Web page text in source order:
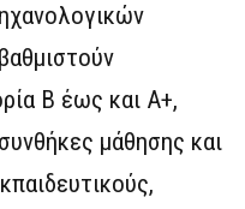
Β έως και Α+,
μάθησης και